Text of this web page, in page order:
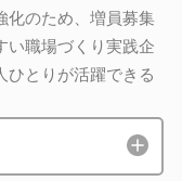
化のため、増員募集
い職場づくり実践企
ひとりが活躍できる